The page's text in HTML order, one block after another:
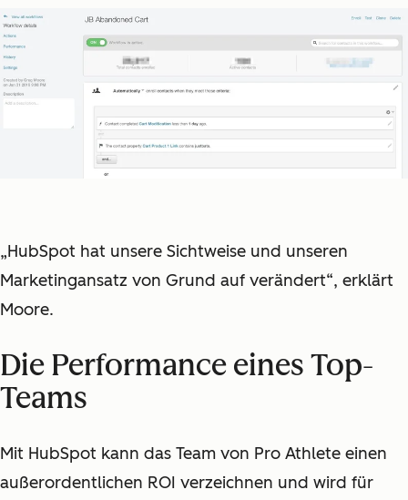
„HubSpot hat unsere Sichtweise und unseren
Marketingansatz von Grund auf verändert“, erklärt
Moore.
Die Performance eines Top-
Teams
Mit HubSpot kann das Team von Pro Athlete einen
außerordentlichen ROI verzeichnen und wird für